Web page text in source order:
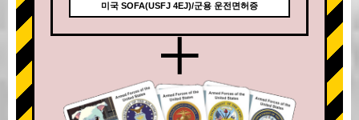
미국 SOFA(USFJ 4EJ)/군용 운전면허증
+